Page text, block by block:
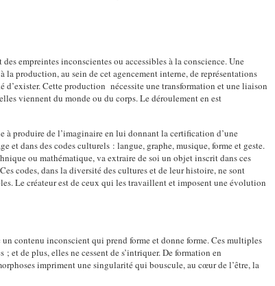
empreintes inconscientes ou accessibles à la conscience. Une
la production, au sein de cet agencement interne, de représentations
d’exister. Cette production nécessite une transformation et une liaison
viennent du monde ou du corps. Le déroulement en est
à produire de l’imaginaire en lui donnant la certification d’une
et dans des codes culturels : langue, graphe, musique, forme et geste.
ou mathématique, va extraire de soi un objet inscrit dans ces
codes, dans la diversité des cultures et de leur histoire, ne sont
Le créateur est de ceux qui les travaillent et imposent une évolution
contenu inconscient qui prend forme et donne forme. Ces multiples
et de plus, elles ne cessent de s’intriquer. De formation en
impriment une singularité qui bouscule, au cœur de l’être, la